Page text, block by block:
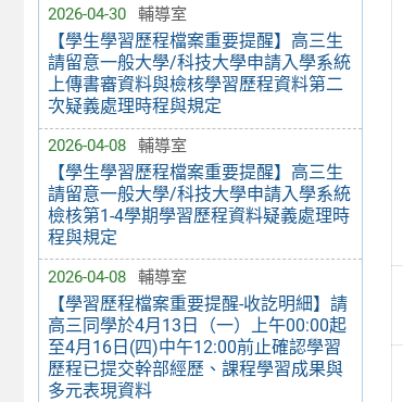
2026-04-30 輔導室
【學生學習歷程檔案重要提醒】高三生
請留意一般大學/科技大學申請入學系統
上傳書審資料與檢核學習歷程資料第二
次疑義處理時程與規定
2026-04-08 輔導室
【學生學習歷程檔案重要提醒】高三生
請留意一般大學/科技大學申請入學系統
檢核第1-4學期學習歷程資料疑義處理時
程與規定
2026-04-08 輔導室
【學習歷程檔案重要提醒-收訖明細】請
高三同學於4月13日（一）上午00:00起
至4月16日(四)中午12:00前止確認學習
歷程已提交幹部經歷、課程學習成果與
多元表現資料